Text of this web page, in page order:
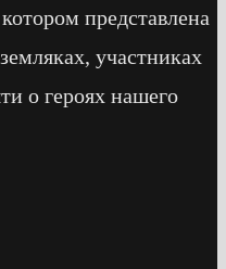
представлена
участниках
о героях нашего